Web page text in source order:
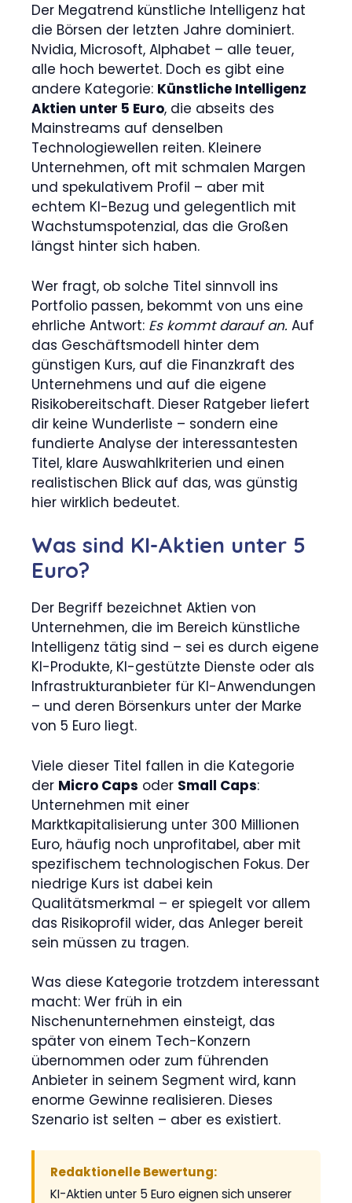
Der Megatrend künstliche Intelligenz hat
die Börsen der letzten Jahre dominiert.
Nvidia, Microsoft, Alphabet – alle teuer,
alle hoch bewertet. Doch es gibt eine
andere Kategorie: Künstliche Intelligenz
Aktien unter 5 Euro, die abseits des
Mainstreams auf denselben
Technologiewellen reiten. Kleinere
Unternehmen, oft mit schmalen Margen
und spekulativem Profil – aber mit
echtem KI-Bezug und gelegentlich mit
Wachstumspotenzial, das die Großen
längst hinter sich haben.
Wer fragt, ob solche Titel sinnvoll ins
Portfolio passen, bekommt von uns eine
ehrliche Antwort: Es kommt darauf an. Auf
das Geschäftsmodell hinter dem
günstigen Kurs, auf die Finanzkraft des
Unternehmens und auf die eigene
Risikobereitschaft. Dieser Ratgeber liefert
dir keine Wunderliste – sondern eine
fundierte Analyse der interessantesten
Titel, klare Auswahlkriterien und einen
realistischen Blick auf das, was günstig
hier wirklich bedeutet.
Was sind KI-Aktien unter 5
Euro?
Der Begriff bezeichnet Aktien von
Unternehmen, die im Bereich künstliche
Intelligenz tätig sind – sei es durch eigene
KI-Produkte, KI-gestützte Dienste oder als
Infrastrukturanbieter für KI-Anwendungen
– und deren Börsenkurs unter der Marke
von 5 Euro liegt.
Viele dieser Titel fallen in die Kategorie
der Micro Caps oder Small Caps:
Unternehmen mit einer
Marktkapitalisierung unter 300 Millionen
Euro, häufig noch unprofitabel, aber mit
spezifischem technologischen Fokus. Der
niedrige Kurs ist dabei kein
Qualitätsmerkmal – er spiegelt vor allem
das Risikoprofil wider, das Anleger bereit
sein müssen zu tragen.
Was diese Kategorie trotzdem interessant
macht: Wer früh in ein
Nischenunternehmen einsteigt, das
später von einem Tech-Konzern
übernommen oder zum führenden
Anbieter in seinem Segment wird, kann
enorme Gewinne realisieren. Dieses
Szenario ist selten – aber es existiert.
Redaktionelle Bewertung:
KI-Aktien unter 5 Euro eignen sich unserer